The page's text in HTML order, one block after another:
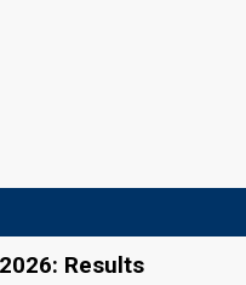
Results